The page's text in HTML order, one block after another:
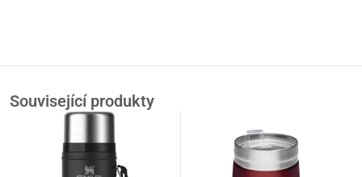
Související produkty